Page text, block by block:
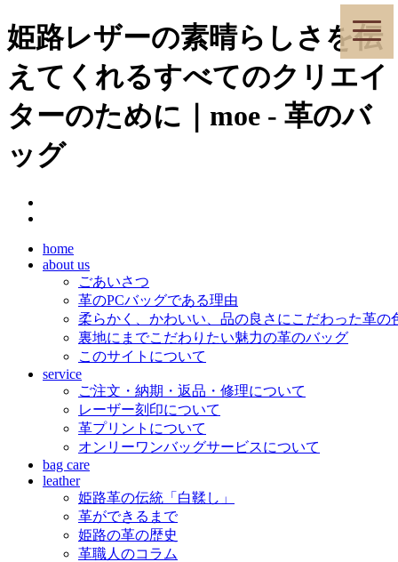
toggle
姫路レザーの素晴らしさを伝
えてくれるすべてのクリエイ
ターのために｜moe - 革のバ
ッグ
home
about us
ごあいさつ
革のPCバッグである理由
柔らかく、かわいい、品の良さにこだわった革の
裏地にまでこだわりたい魅力の革のバッグ
このサイトについて
service
ご注文・納期・返品・修理について
レーザー刻印について
革プリントについて
オンリーワンバッグサービスについて
bag care
leather
姫路革の伝統「白鞣し」
革ができるまで
姫路の革の歴史
革職人のコラム